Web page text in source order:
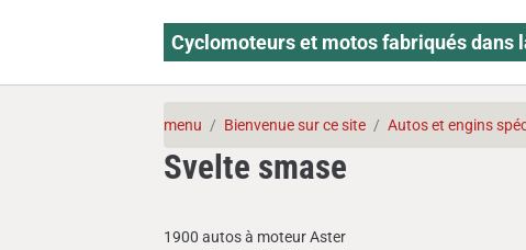
Cyclomoteurs et motos fabriqués dans
menu Bienvenue sur ce site Autos et engins
Svelte smase
1900 autos à moteur Aster